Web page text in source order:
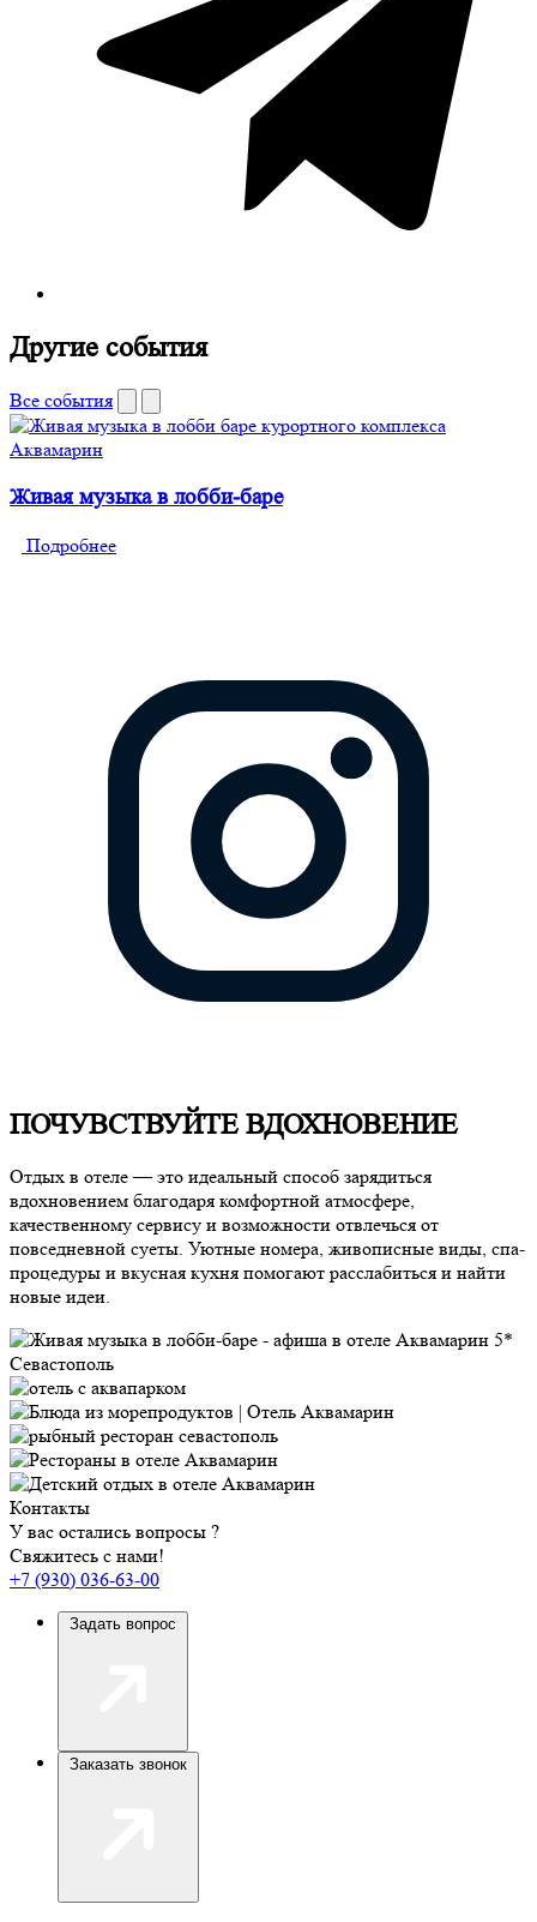
Другие события
Все события
Живая музыка в лобби-баре
Подробнее
ПОЧУВСТВУЙТЕ ВДОХНОВЕНИЕ
Отдых в отеле — это идеальный способ зарядиться
вдохновением благодаря комфортной атмосфере,
качественному сервису и возможности отвлечься от
повседневной суеты. Уютные номера, живописные виды, спа-
процедуры и вкусная кухня помогают расслабиться и найти
новые идеи.
Контакты
У вас остались вопросы ?
Свяжитесь с нами!
+7 (930) 036-63-00
Задать вопрос
Заказать звонок